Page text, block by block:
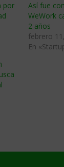
por
Así fue
WeWork
2 años
febrero
En